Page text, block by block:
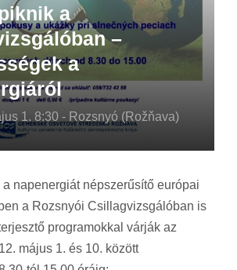
a
–
a
1. 8:30 - Rozsnyó (Rožňava)
napenergiát népszerűsítő európai
a Rozsnyói Csillagvizsgálóban is
programokkal várják az
május 1. és 10. között